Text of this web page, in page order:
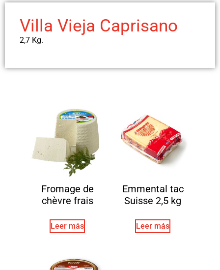
Villa Vieja Caprisano
2,7 Kg.
Fromage de
chèvre frais
Leer más
Emmental tac
Suisse 2,5 kg
Leer más